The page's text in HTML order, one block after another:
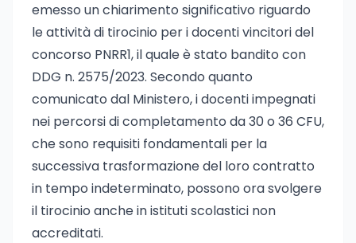
emesso un chiarimento significativo riguardo
le attività di tirocinio per i docenti vincitori del
concorso PNRR1, il quale è stato bandito con
DDG n. 2575/2023. Secondo quanto
comunicato dal Ministero, i docenti impegnati
nei percorsi di completamento da 30 o 36 CFU,
che sono requisiti fondamentali per la
successiva trasformazione del loro contratto
in tempo indeterminato, possono ora svolgere
il tirocinio anche in istituti scolastici non
accreditati.